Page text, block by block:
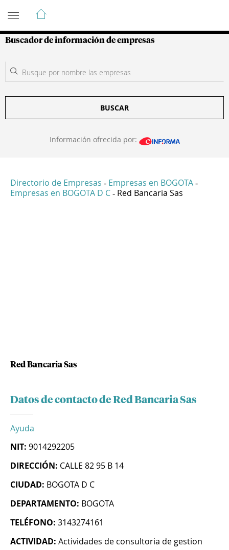
Guía de Empresas Colombianas
Buscador de información de empresas
BUSCAR
Información ofrecida por:
Directorio de Empresas - Empresas en BOGOTA -
Empresas en BOGOTA D C - Red Bancaria Sas
Red Bancaria Sas
Datos de contacto de Red Bancaria Sas
Ayuda
NIT: 9014292205
DIRECCIÓN: CALLE 82 95 B 14
CIUDAD: BOGOTA D C
DEPARTAMENTO: BOGOTA
TELÉFONO: 3143274161
ACTIVIDAD: Actividades de consultoria de gestion